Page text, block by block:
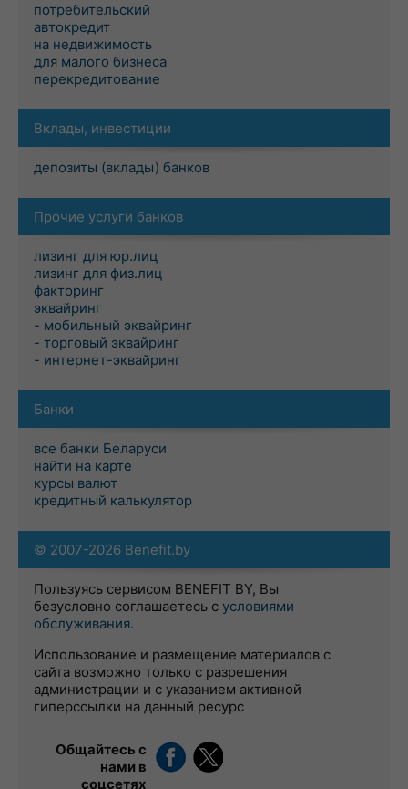
потребительский
автокредит
на недвижимость
для малого бизнеса
перекредитование
Вклады, инвестиции
депозиты (вклады) банков
Прочие услуги банков
лизинг для юр.лиц
лизинг для физ.лиц
факторинг
эквайринг
- мобильный эквайринг
- торговый эквайринг
- интернет-эквайринг
Банки
все банки Беларуси
найти на карте
курсы валют
кредитный калькулятор
© 2007-2026 Benefit.by
Пользуясь сервисом BENEFIT BY, Вы
безусловно соглашаетесь с условиями
обслуживания.
Использование и размещение материалов с
сайта возможно только с разрешения
администрации и с указанием активной
гиперссылки на данный ресурс
Общайтесь с
нами в
соцсетях